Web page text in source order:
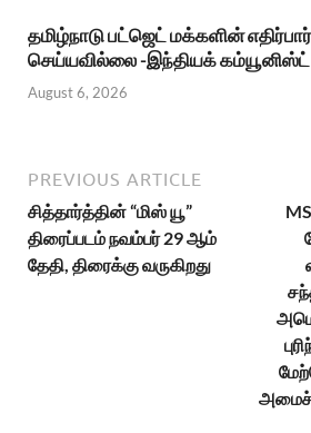
தமிழ்நாடு பட்ஜெட் மக்களின்
செய்யவில்லை -இந்தியக் கம்யூனிஸ்ட்
August 6, 2026
PREVIOUS ARTICLE
சித்தார்த்தின் “மிஸ் யூ”
திரைப்படம் நவம்பர் 29 ஆம்
தேதி, திரைக்கு வருகிறது